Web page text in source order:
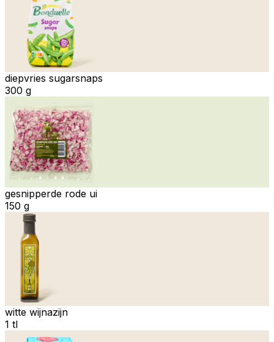
diepvries sugarsnaps
300 g
gesnipperde rode ui
150 g
witte wijnazijn
1 tl